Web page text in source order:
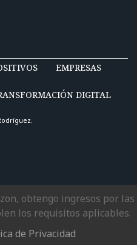
EMPRESAS
DIGITAL
obtengo ingresos por las
los requisitos aplicables.
de Privacidad